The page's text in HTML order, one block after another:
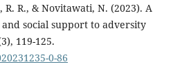
R. R., & Novitawati, N. (2023). A
social support to adversity
119-125.
0-86